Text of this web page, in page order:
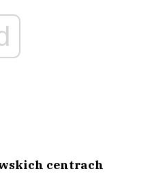
centrach